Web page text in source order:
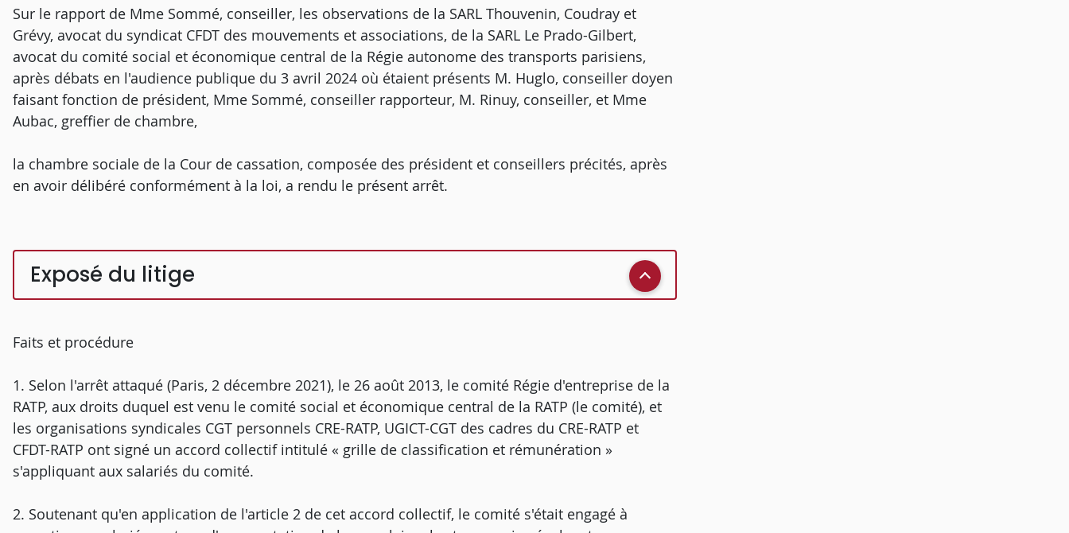
Sur le rapport de Mme Sommé, conseiller, les observations de la SARL Thouvenin, Coudray et
Grévy, avocat du syndicat CFDT des mouvements et associations, de la SARL Le Prado-Gilbert,
avocat du comité social et économique central de la Régie autonome des transports parisiens,
après débats en l'audience publique du 3 avril 2024 où étaient présents M. Huglo, conseiller doyen
faisant fonction de président, Mme Sommé, conseiller rapporteur, M. Rinuy, conseiller, et Mme
Aubac, greffier de chambre,
la chambre sociale de la Cour de cassation, composée des président et conseillers précités, après
en avoir délibéré conformément à la loi, a rendu le présent arrêt.
Exposé du litige
Faits et procédure
1. Selon l'arrêt attaqué (Paris, 2 décembre 2021), le 26 août 2013, le comité Régie d'entreprise de la
RATP, aux droits duquel est venu le comité social et économique central de la RATP (le comité), et
les organisations syndicales CGT personnels CRE-RATP, UGICT-CGT des cadres du CRE-RATP et
CFDT-RATP ont signé un accord collectif intitulé « grille de classification et rémunération »
s'appliquant aux salariés du comité.
2. Soutenant qu'en application de l'article 2 de cet accord collectif, le comité s'était engagé à